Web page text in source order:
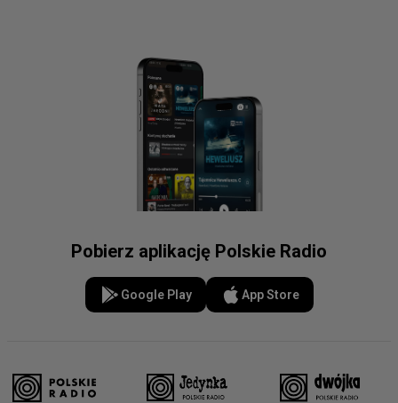
Pobierz aplikację Polskie Radio
Google Play App Store